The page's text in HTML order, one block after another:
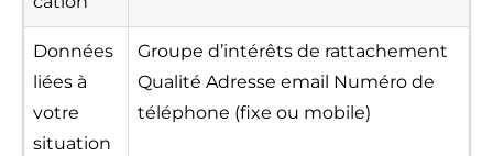
Données
liées à
votre
situation
Groupe d’intérêts de rattachement
Qualité Adresse email Numéro de
téléphone (fixe ou mobile)